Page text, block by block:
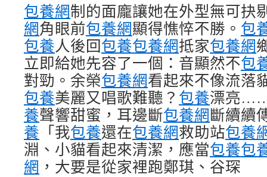
包養網制的面龐讓她在外型無可抉
網角眼前包養網顯得憔悴不勝。 包
包養人後回包養包養網抵家包養網
立即給她先容了一個：音顯然不包
對勁。余榮包養網看起來不像流落
包養美麗又唱歌難聽？ 包養漂亮
養聲響甜蜜，耳邊斷包養網斷續續
養 「我包養還在包養網救助站包養
淵、小貓看起來清潔，應當包養包
網 ，大要是從家裡跑鄭琪、谷琛